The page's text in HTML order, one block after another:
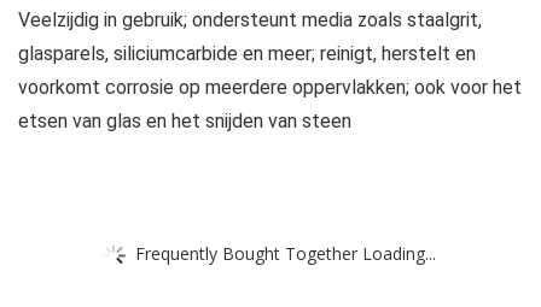
Veelzijdig in gebruik; ondersteunt media zoals staalgrit,
glasparels, siliciumcarbide en meer; reinigt, herstelt en
voorkomt corrosie op meerdere oppervlakken; ook voor het
etsen van glas en het snijden van steen
Frequently Bought Together Loading...